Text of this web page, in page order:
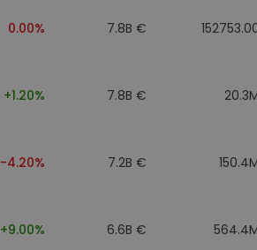
0.00% 7.8B €
+1.20% 7.8B €
-4.20% 7.2B €
+9.00% 6.6B €